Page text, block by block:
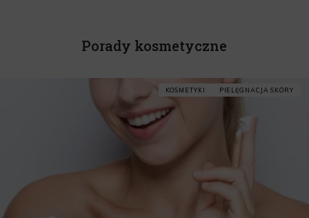
Porady kosmetyczne
KOSMETYKI PIELĘGNACJA SKÓRY